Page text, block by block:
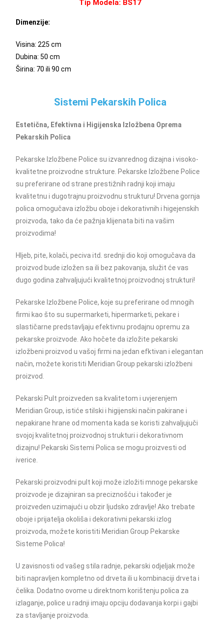
Tip Modela: BS17
Dimenzije:
Visina: 225 cm
Dubina: 50 cm
Širina: 70 ili 90 cm
Sistemi Pekarskih Polica
Estetična, Efektivna i Higijenska Izložbena Oprema
Pekarskih Polica
Pekarske Izložbene Police su izvanrednog dizajna i visoko-
kvalitetne proizvodne strukture. Pekarske Izložbene Police
su preferirane od strane prestižnih radnji koji imaju
kvalitetnu i dugotrajnu proizvodnu strukturu! Drvena gornja
polica omogučava izložbu oboje i dekorativnih i higejenskih
proizvoda, tako da će pažnja klijenata biti na vašim
proizvodima!
Hljeb, pite, kolači, peciva itd. srednji dio koji omogučava da
proizvod bude izložen sa ili bez pakovanja, služit će vas
dugo godina zahvaljujući kvalitetnoj proizvodnoj strukturi!
Pekarske Izložbene Police, koje su preferirane od mnogih
firmi kao što su supermarketi, hipermarketi, pekare i
slastičarne predstavljaju efektivnu prodajnu opremu za
pekarske proizvode. Ako hočete da izložite pekarski
izložbeni proizvod u vašoj firmi na jedan efktivan i elegantan
način, možete koristiti Meridian Group pekarski izložbeni
proizvod.
Pekarski Pult proizveden sa kvalitetom i uvjerenjem
Meridian Group, istiće stilski i higijenski način pakirane i
nepakirane hrane od momenta kada se koristi zahvaljujuči
svojoj kvalitetnoj proizvodnoj strukturi i dekorativnom
dizajnu! Pekarski Sistemi Polica se mogu proizvesti od
iverice.
Pekarski proizvodni pult koji može izložiti mnoge pekarske
proizvode je dizajniran sa preciznošću i također je
proizveden uzimajući u obzir ljudsko zdravlje! Ako trebate
oboje i prijatelja okoliša i dekorativni pekarski izlog
proizvoda, možete koristiti Meridian Group Pekarske
Sisteme Polica!
U zavisnosti od vašeg stila radnje, pekarski odjeljak može
biti napravljen kompletno od drveta ili u kombinaciji drveta i
čelika. Dodatno ovome u direktnom korištenju polica za
izlaganje, police u radnji imaju opciju dodavanja korpi i gajbi
za stavljanje proizvoda.